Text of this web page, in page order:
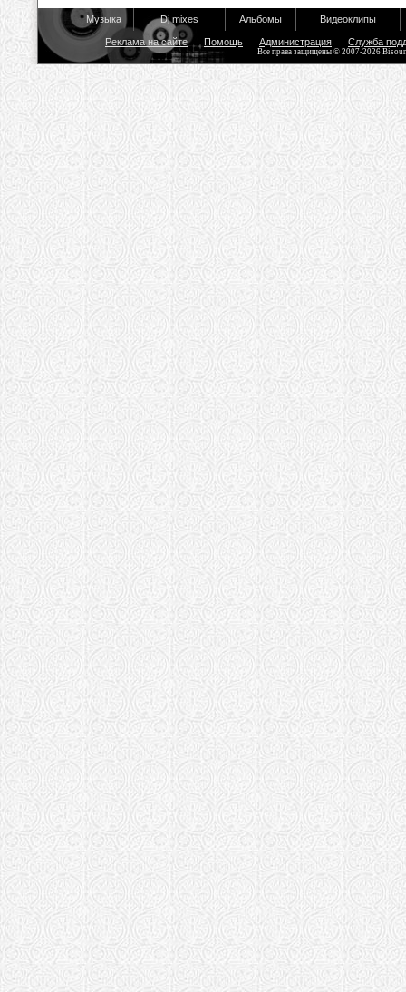
Музыка Dj mixes Альбомы Видеоклипы
Реклама на сайте Помощь Администрация Служба
Все права защищены © 2007-2026